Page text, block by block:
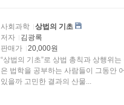
사회과학
상법의 기초
저자
김광록
판매가
20,000원
“상법의 기초”로 상법 총칙과 상행위
은 법학을 공부하는 사람들이 그동안
있을까 고민한 결과의 산물...